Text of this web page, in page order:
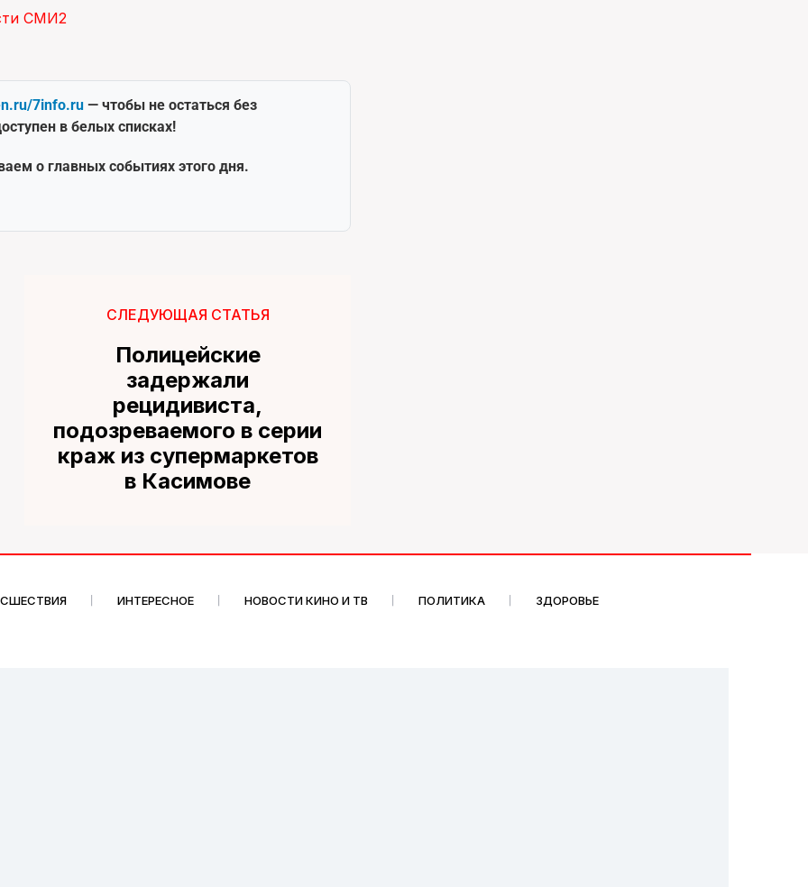
СМИ2
7info.ru — чтобы не остаться без
в белых списках!
о главных событиях этого дня.
СЛЕДУЮЩАЯ СТАТЬЯ
Полицейские
задержали
рецидивиста,
подозреваемого в серии
краж из супермаркетов
в Касимове
ИНТЕРЕСНОЕ НОВОСТИ КИНО И ТВ ПОЛИТИКА ЗДОРОВЬЕ